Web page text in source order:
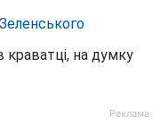
краватці, на думку